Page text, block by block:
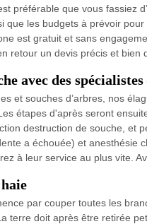
préférable que vous fassiez
que les budgets à prévoir
est gratuit et sans
retour un devis précis et bien
avec des
et souches d’arbres, nos
étapes d'après seront
destruction de souche, et
a échouée) et anesthésie
à leur service au plus vite.
par couper toutes les
terre doit après être retirée